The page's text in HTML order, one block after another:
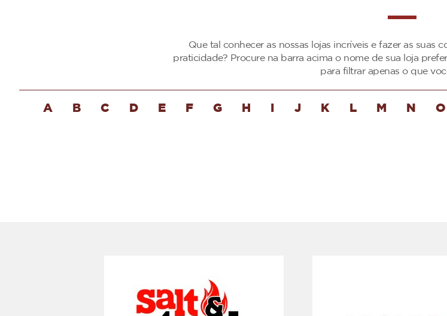
Que tal conhecer as nossas lojas incríveis e fazer as suas
praticidade? Procure na barra acima o nome de sua loja
para filtrar apenas o que
A B C D E F G H J K L M N O